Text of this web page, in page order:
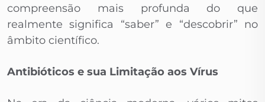
compreensão mais profunda do que
realmente significa “saber” e “descobrir” no
âmbito científico.
Antibióticos e sua Limitação aos Vírus